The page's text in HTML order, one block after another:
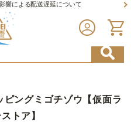
響による配送遅延について
ングミゴチゾウ【仮面ラ
トア】